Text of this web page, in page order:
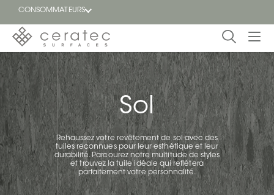
CONSOMMATEURS
En
vedette
EN
Blogue
Trouver
un
détaillant
Sol
Rehaussez votre revêtement de sol avec des
tuiles reconnues pour leur esthétique et leur
durabilité. Parcourez notre multitude de styles
et trouvez la tuile idéale qui reflétera
parfaitement votre personnalité.